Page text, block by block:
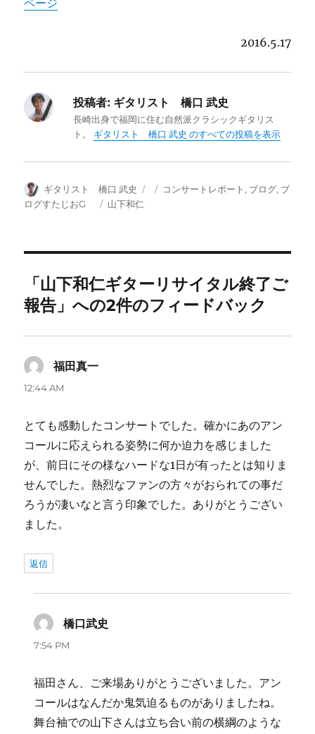
ページ
2016.5.17
投稿者: ギタリスト 橋口 武史
長崎出身で福岡に住む自然派クラシックギタリス
ト。 ギタリスト 橋口 武史 のすべての投稿を表示
投
稿
ギタリスト 橋口 武史
投 カ
コンサートレポート , ブログ, ブ
ログすたじおG
タ
山下和仁
「山下和仁ギターリサイタル終了ご
報告」への2件のフィードバック
福田真一
12:44 AM
とても感動したコンサートでした。確かにあのアン
コールに応えられる姿勢に何か迫力を感じました
が、前日にその様なハードな1日が有ったとは知りま
せんでした。熱烈なファンの方々がおられての事だ
ろうが凄いなと言う印象でした。ありがとうござい
ました。
返信
橋口武史
7:54 PM
福田さん、ご来場ありがとうございました。アン
コールはなんだか鬼気迫るものがありましたね。
舞台袖での山下さんは立ち合い前の横綱のような